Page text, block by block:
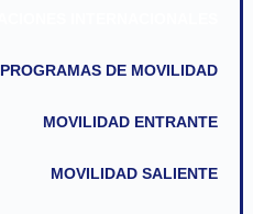
PROGRAMAS DE MOVILIDAD
MOVILIDAD ENTRANTE
MOVILIDAD SALIENTE